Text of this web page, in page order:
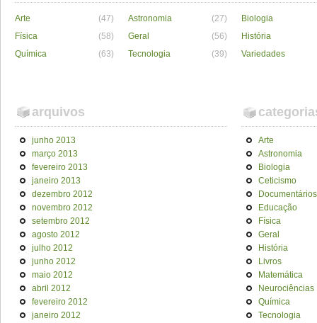
Arte (47) Astronomia (27)
Biologia
Física
(58) Geral (56)
História
Química
(63) Tecnologia (39) Variedades
arquivos
junho 2013
março 2013
fevereiro 2013
janeiro 2013
dezembro 2012
novembro 2012
setembro 2012
agosto 2012
julho 2012
junho 2012
maio 2012
abril 2012
fevereiro 2012
janeiro 2012
Arte
Astronomia
Biologia
Ceticismo
Documentários
Educação
Física
Geral
História
Livros
Matemática
Neurociências
Química
Tecnologia